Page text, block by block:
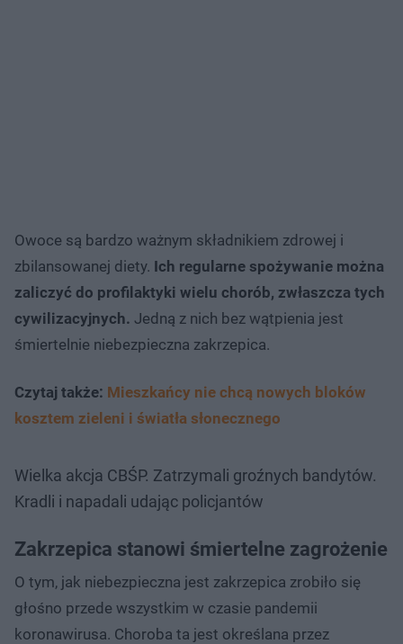
Owoce są bardzo ważnym składnikiem zdrowej i
zbilansowanej diety. Ich regularne spożywanie można
zaliczyć do profilaktyki wielu chorób, zwłaszcza tych
cywilizacyjnych. Jedną z nich bez wątpienia jest
śmiertelnie niebezpieczna zakrzepica.
Czytaj także: Mieszkańcy nie chcą nowych bloków
kosztem zieleni i światła słonecznego
Wielka akcja CBŚP. Zatrzymali groźnych bandytów.
Kradli i napadali udając policjantów
Zakrzepica stanowi śmiertelne zagrożenie
O tym, jak niebezpieczna jest zakrzepica zrobiło się
głośno przede wszystkim w czasie pandemii
koronawirusa. Choroba ta jest określana przez